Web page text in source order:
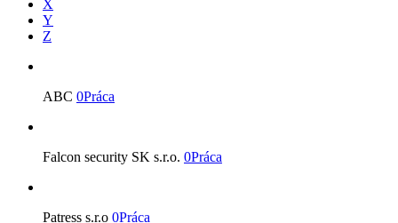
X
Y
Z
ABC 0Práca
Falcon security SK s.r.o. 0Práca
Patress s.r.o 0Práca